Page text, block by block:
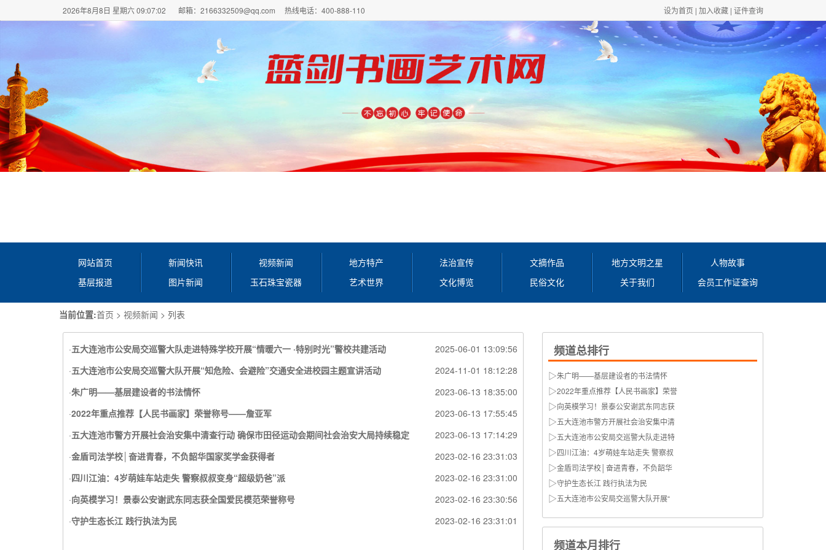
2026年8月8日 星期六 09:07:02 邮箱：2166332509@qq.com 热线电话：400-888-110 设为首页 | 加入收藏 | 证件查询
网站首页 新闻快讯 视频新闻 地方特产 法治宣传 文摘作品 地方文明之星 人物故事
基层报道 图片新闻 玉石珠宝瓷器 艺术世界 文化博览 民俗文化 关于我们 会员工作证查询
当前位置:首页 > 视频新闻 > 列表
·五大连池市公安局交巡警大队走进特殊学校开展“情暖六一 ·特别时光”警校共建活动
2025-06-01 13:09:56
·五大连池市公安局交巡警大队开展“知危险、会避险”交通安全进校园主题宣讲活动
2024-11-01 18:12:28
·朱广明——基层建设者的书法情怀
2023-06-13 18:35:00
·2022年重点推荐【人民书画家】荣誉称号——詹亚军
2023-06-13 17:55:45
·五大连池市警方开展社会治安集中清查行动 确保市田径运动会期间社会治安大局持续稳定
2023-06-13 17:14:29
·金盾司法学校│奋进青春，不负韶华国家奖学金获得者
2023-02-16 23:31:03
·四川江油：4岁萌娃车站走失 警察叔叔变身“超级奶爸”派
2023-02-16 23:31:00
·向英模学习！景泰公安谢武东同志获全国爱民模范荣誉称号
2023-02-16 23:30:56
·守护生态长江 践行执法为民 2023-02-16 23:31:01
频道总排行
▷朱广明——基层建设者的书法情怀
▷2022年重点推荐【人民书画家】荣誉
▷向英模学习！景泰公安谢武东同志获
▷五大连池市警方开展社会治安集中清
▷五大连池市公安局交巡警大队走进特
▷四川江油：4岁萌娃车站走失 警察叔
▷金盾司法学校│奋进青春，不负韶华
▷守护生态长江 践行执法为民
▷五大连池市公安局交巡警大队开展“
频道本月排行